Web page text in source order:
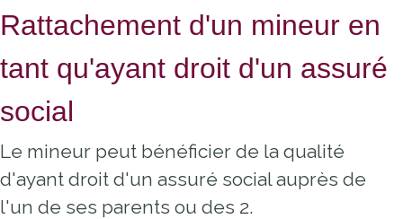
Rattachement d'un mineur en
tant qu'ayant droit d'un assuré
social
Le mineur peut bénéficier de la qualité
d'ayant droit d'un assuré social auprès de
l'un de ses parents ou des 2.